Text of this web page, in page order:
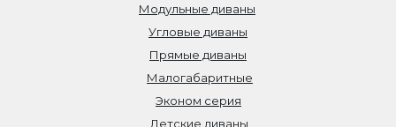
Детские диваны
Эконом серия
Малогабаритные
Прямые диваны
Угловые диваны
Модульные диваны